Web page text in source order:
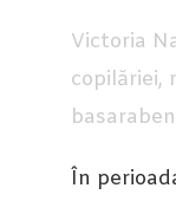
Victoria
copilăriei,
În